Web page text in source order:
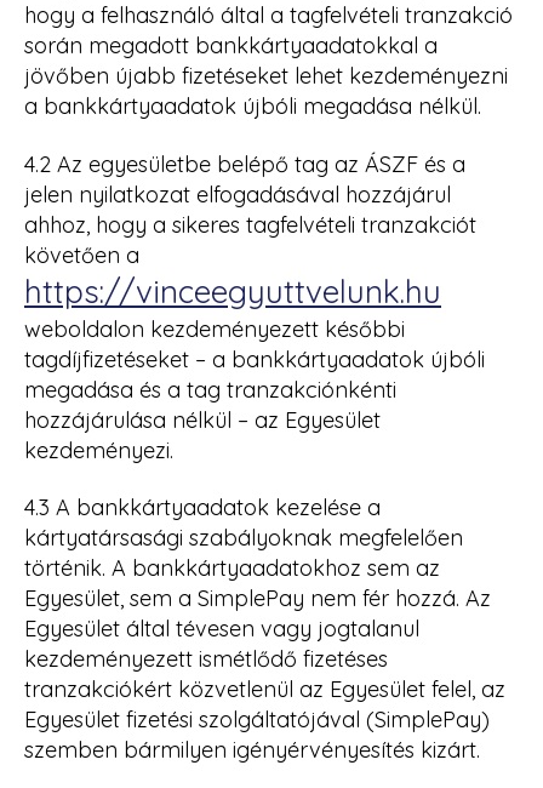
hogy a felhasználó által a tagfelvételi tranzakció
során megadott bankkártyaadatokkal a
jövőben újabb fizetéseket lehet kezdeményezni
a bankkártyaadatok újbóli megadása nélkül.
4.2 Az egyesületbe belépő tag az ÁSZF és a
jelen nyilatkozat elfogadásával hozzájárul
ahhoz, hogy a sikeres tagfelvételi tranzakciót
követően a
https://vinceegyuttvelunk.hu
weboldalon kezdeményezett későbbi
tagdíjfizetéseket – a bankkártyaadatok újbóli
megadása és a tag tranzakciónkénti
hozzájárulása nélkül – az Egyesület
kezdeményezi.
4.3 A bankkártyaadatok kezelése a
kártyatársasági szabályoknak megfelelően
történik. A bankkártyaadatokhoz sem az
Egyesület, sem a SimplePay nem fér hozzá. Az
Egyesület által tévesen vagy jogtalanul
kezdeményezett ismétlődő fizetéses
tranzakciókért közvetlenül az Egyesület felel, az
Egyesület fizetési szolgáltatójával (SimplePay)
szemben bármilyen igényérvényesítés kizárt.